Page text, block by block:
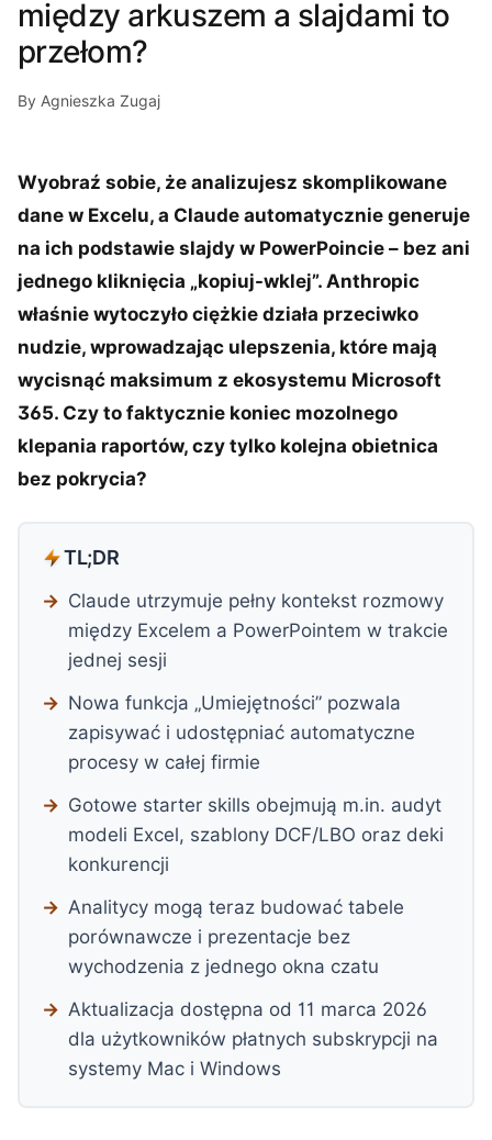
między arkuszem a slajdami to
przełom?
By Agnieszka Zugaj
Wyobraź sobie, że analizujesz skomplikowane
dane w Excelu, a Claude automatycznie generuje
na ich podstawie slajdy w PowerPoincie – bez ani
jednego kliknięcia „kopiuj-wklej”. Anthropic
właśnie wytoczyło ciężkie działa przeciwko
nudzie, wprowadzając ulepszenia, które mają
wycisnąć maksimum z ekosystemu Microsoft
365. Czy to faktycznie koniec mozolnego
klepania raportów, czy tylko kolejna obietnica
bez pokrycia?
TL;DR
Claude utrzymuje pełny kontekst rozmowy
między Excelem a PowerPointem w trakcie
jednej sesji
Nowa funkcja „Umiejętności” pozwala
zapisywać i udostępniać automatyczne
procesy w całej firmie
Gotowe starter skills obejmują m.in. audyt
modeli Excel, szablony DCF/LBO oraz deki
konkurencji
Analitycy mogą teraz budować tabele
porównawcze i prezentacje bez
wychodzenia z jednego okna czatu
Aktualizacja dostępna od 11 marca 2026
dla użytkowników płatnych subskrypcji na
systemy Mac i Windows